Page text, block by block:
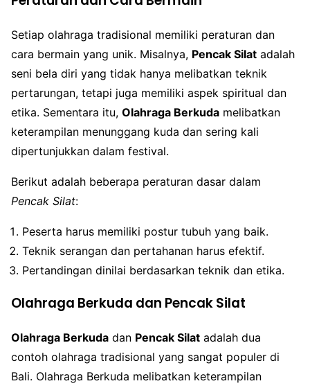
Setiap olahraga tradisional memiliki peraturan dan
cara bermain yang unik. Misalnya, Pencak Silat adalah
seni bela diri yang tidak hanya melibatkan teknik
pertarungan, tetapi juga memiliki aspek spiritual dan
etika. Sementara itu, Olahraga Berkuda melibatkan
keterampilan menunggang kuda dan sering kali
dipertunjukkan dalam festival.
Berikut adalah beberapa peraturan dasar dalam
Pencak Silat:
Peserta harus memiliki postur tubuh yang baik.
Teknik serangan dan pertahanan harus efektif.
Pertandingan dinilai berdasarkan teknik dan etika.
Olahraga Berkuda dan Pencak Silat
Olahraga Berkuda dan Pencak Silat adalah dua
contoh olahraga tradisional yang sangat populer di
Bali. Olahraga Berkuda melibatkan keterampilan